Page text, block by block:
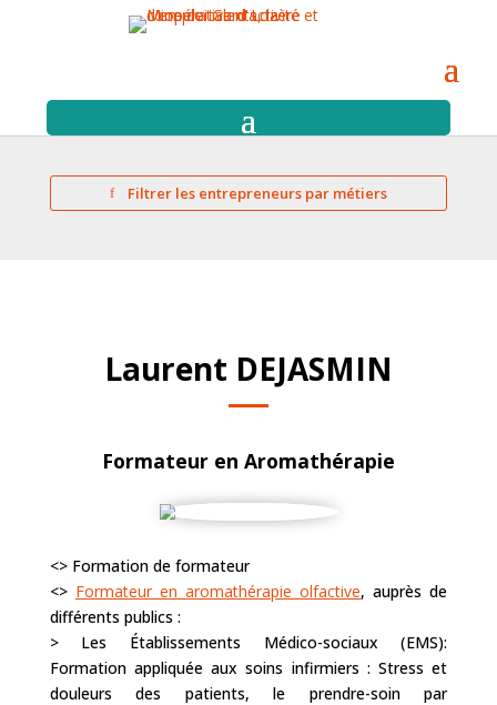
Filtrer les entrepreneurs par métiers
Laurent DEJASMIN
Formateur en Aromathérapie
<> Formation de formateur
<> Formateur en aromathérapie olfactive, auprès de
différents publics :
> Les Établissements Médico-sociaux (EMS):
Formation appliquée aux soins infirmiers : Stress et
douleurs des patients, le prendre-soin par